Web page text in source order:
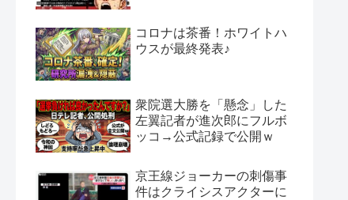
コロナは茶番！ホワイトハ
ウスが最終発表♪
衆院選大勝を「懸念」した
左翼記者が進次郎にフルボ
ッコ→公式記録で公開ｗ
京王線ジョーカーの刺傷事
件はクライシスアクターに